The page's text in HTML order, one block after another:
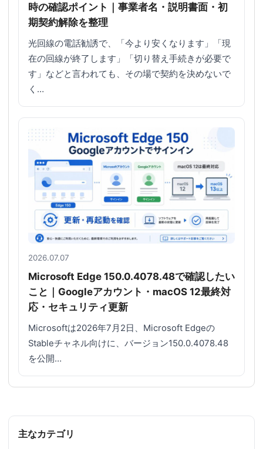
時の確認ポイント｜事業者名・説明書面・初
期契約解除を整理
光回線の電話勧誘で、「今より安くなります」「現
在の回線が終了します」「切り替え手続きが必要で
す」などと言われても、その場で契約を決めないで
く…
2026.07.07
Microsoft Edge 150.0.4078.48で確認したい
こと｜Googleアカウント・macOS 12最終対
応・セキュリティ更新
Microsoftは2026年7月2日、Microsoft Edgeの
Stableチャネル向けに、バージョン150.0.4078.48
を公開…
主なカテゴリ